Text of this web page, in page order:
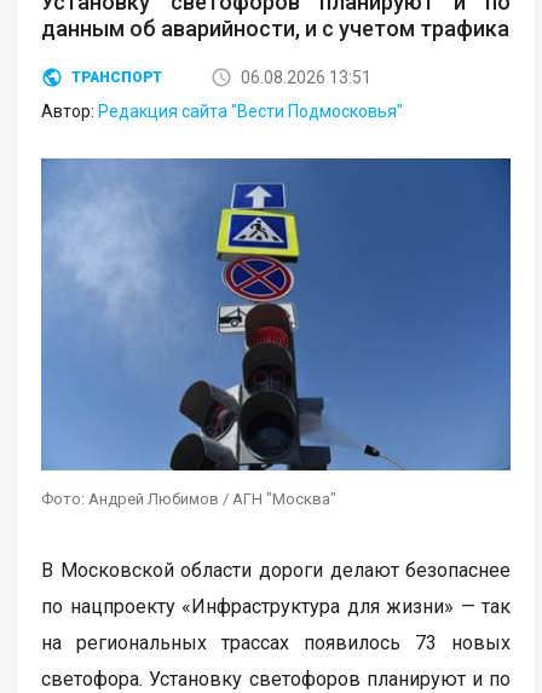
данным об аварийности, и с учетом трафика
ТРАНСПОРТ
06.08.2026 13:51
Автор: Редакция сайта "Вести Подмосковья"
Фото: Андрей Любимов / АГН "Москва"
В Московской области дороги делают безопаснее
по нацпроекту «Инфраструктура для жизни» — так
на региональных трассах появилось 73 новых
светофора. Установку светофоров планируют и по